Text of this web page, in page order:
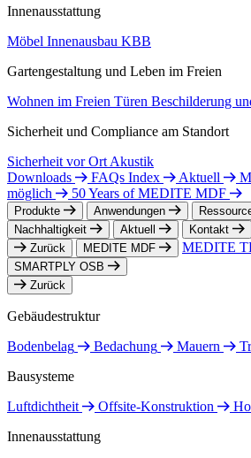
Innenausstattung
Möbel Innenausbau KBB
Gartengestaltung und Leben im Freien
Wohnen im Freien Türen Beschilderung
Sicherheit und Compliance am Standort
Sicherheit vor Ort Akustik
Downloads
FAQs Index Aktuell
möglich
50 Years of MEDITE MDF
Produkte Anwendungen
Nachhaltigkeit
Aktuell
Kontakt
Zurück
MEDITE MDF MEDITE
SMARTPLY OSB
Zurück
Gebäudestruktur
Bodenbelag
Bedachung Mauern
Bausysteme
Luftdichtheit
Offsite-Konstruktion
Innenausstattung